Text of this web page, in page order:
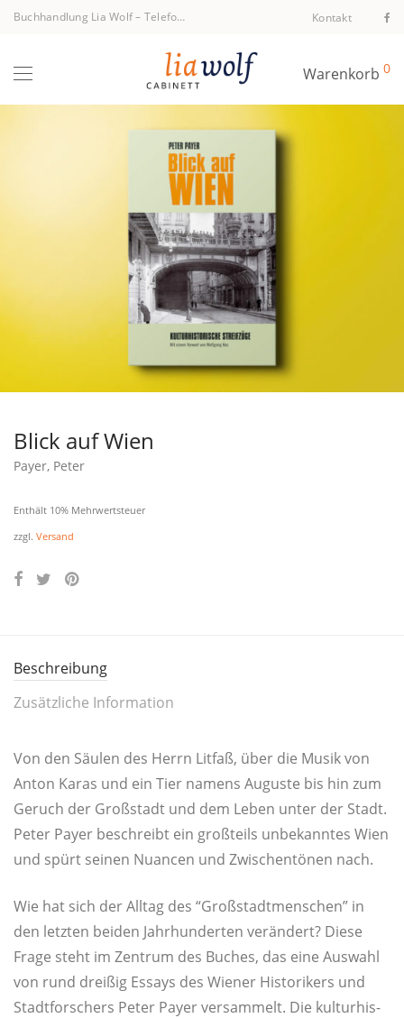
Buchhandlung Lia Wolf– Telefon +43 1 512 40 94 Kontakt
Warenkorb 0
Blick auf Wien
Payer, Peter
Enthält 10% Mehrwertsteuer
zzgl. Versand
Beschreibung
Zusätzliche Information
Von den Säu­len des Herrn Lit­faß, über die Musik von
Anton Karas und ein Tier namens Augus­te bis hin zum
Geruch der Groß­stadt und dem Leben unter der Stadt.
Peter Payer beschreibt ein groß­teils unbe­kann­tes Wien
und spürt sei­nen Nuan­cen und Zwi­schen­tö­nen nach.
Wie hat sich der All­tag des “Groß­stadt­men­schen” in
den letz­ten bei­den Jahr­hun­der­ten ver­än­dert? Die­se
Fra­ge steht im Zen­trum des Buches, das eine Aus­wahl
von rund drei­ßig Essays des Wie­ner His­to­ri­kers und
Stadt­for­schers Peter Payer ver­sam­melt. Die kul­tur­his­